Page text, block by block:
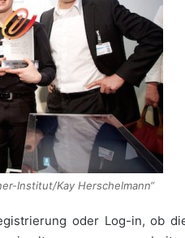
Institut/Kay Herschelmann“
oder Log-in, ob